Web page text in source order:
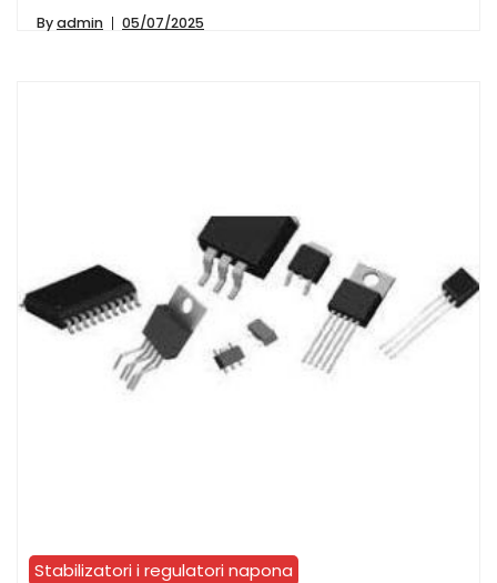
Byadmin 05/07/2025
Stabilizatori i regulatori napona